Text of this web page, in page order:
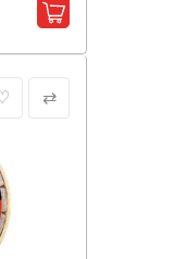
Добавить в
⇄